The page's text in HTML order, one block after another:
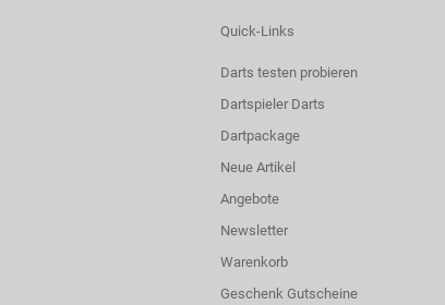
Quick-Links
Darts testen probieren
Dartspieler Darts
Dartpackage
Neue Artikel
Angebote
Newsletter
Warenkorb
Geschenk Gutscheine